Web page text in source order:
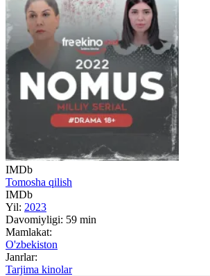
IMDb
Tomosha qilish
IMDb
Yil: 2023
Davomiyligi: 59 min
Mamlakat:
O'zbekiston
Janrlar:
Tarjima kinolar